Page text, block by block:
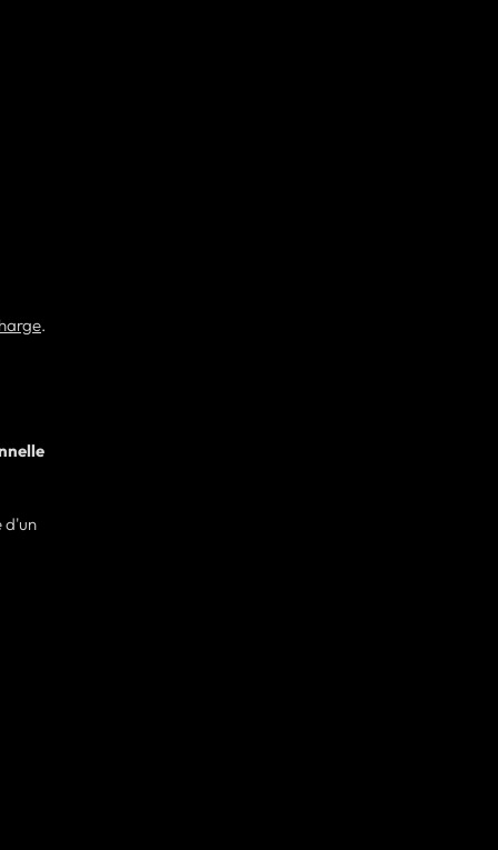
.
d'un